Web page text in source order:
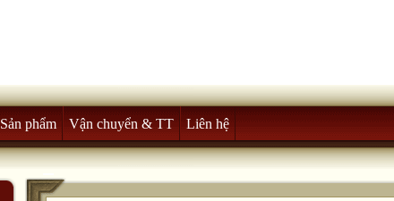
Sản phẩm Vận chuyển & TT Liên hệ